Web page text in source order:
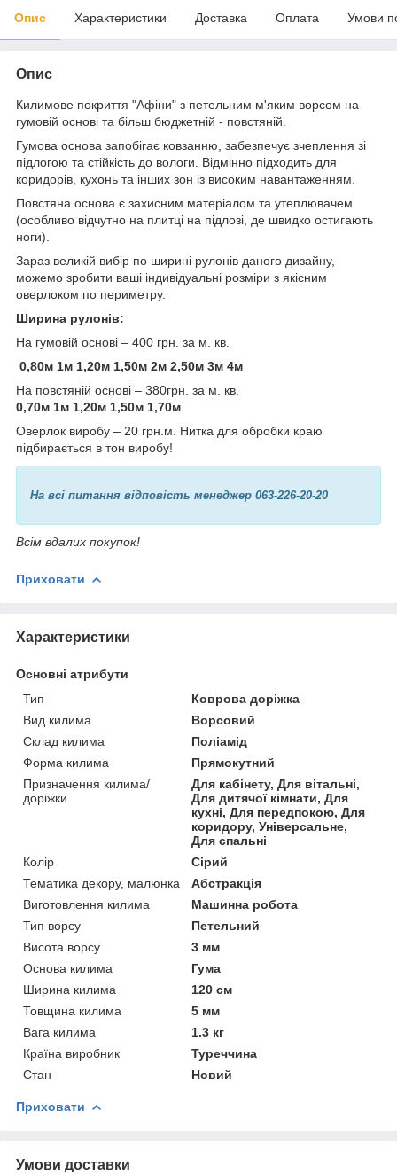
Опис Характеристики Доставка Оплата Умови
Опис
Килимове покриття "Афіни" з петельним м'яким ворсом на
гумовій основі та більш бюджетній - повстяній.
Гумова основа запобігає ковзанню, забезпечує зчеплення зі
підлогою та стійкість до вологи. Відмінно підходить для
коридорів, кухонь та інших зон із високим навантаженням.
Повстяна основа є захисним матеріалом та утеплювачем
(особливо відчутно на плитці на підлозі, де швидко остигають
ноги).
Зараз великій вибір по ширині рулонів даного дизайну,
можемо зробити ваші індивідуальні розміри з якісним
оверлоком по периметру.
Ширина рулонів:
На гумовій основі – 400 грн. за м. кв.
0,80м 1м 1,20м 1,50м 2м 2,50м 3м 4м
На повстяній основі – 380грн. за м. кв.
0,70м 1м 1,20м 1,50м 1,70м
Оверлок виробу – 20 грн.м. Нитка для обробки краю
підбирається в тон виробу!
На всі питання відповість менеджер 063-226-20-20
Всім вдалих покупок!
Приховати
Характеристики
Основні атрибути
Тип
Коврова доріжка
Вид килима
Ворсовий
Склад килима
Поліамід
Форма килима
Прямокутний
Призначення килима/
доріжки
Для кабінету, Для вітальні,
Для дитячої кімнати, Для
кухні, Для передпокою, Для
коридору, Універсальне,
Для спальні
Колір
Сірий
Тематика декору, малюнка
Абстракція
Виготовлення килима
Машинна робота
Тип ворсу
Петельний
Висота ворсу
3 мм
Основа килима
Гума
Ширина килима
120 см
Товщина килима
5 мм
Вага килима
1.3 кг
Країна виробник
Туреччина
Стан
Новий
Приховати
Умови доставки